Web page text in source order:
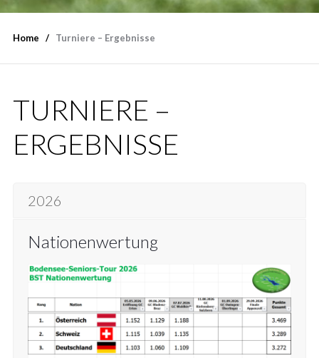
Home Turniere – Ergebnisse
TURNIERE –
ERGEBNISSE
2026
Nationenwertung